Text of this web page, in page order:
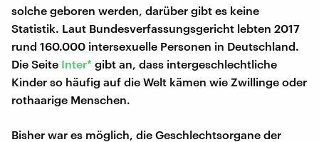
solche geboren werden, darüber gibt es keine
Statistik. Laut Bundesverfassungsgericht lebten 2017
rund 160.000 intersexuelle Personen in Deutschland.
Die Seite Inter* gibt an, dass intergeschlechtliche
Kinder so häufig auf die Welt kämen wie Zwillinge oder
rothaarige Menschen.
Bisher war es möglich, die Geschlechtsorgane der